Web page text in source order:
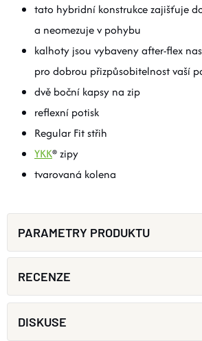
tato hybridní konstrukce zajišťuje
a neomezuje v pohybu
kalhoty jsou vybaveny after-flex
pro dobrou přizpůsobitelnost vaší
dvě boční kapsy na zip
reflexní potisk
Regular Fit střih
YKK® zipy
tvarovaná kolena
PARAMETRY PRODUKTU
RECENZE
DISKUSE